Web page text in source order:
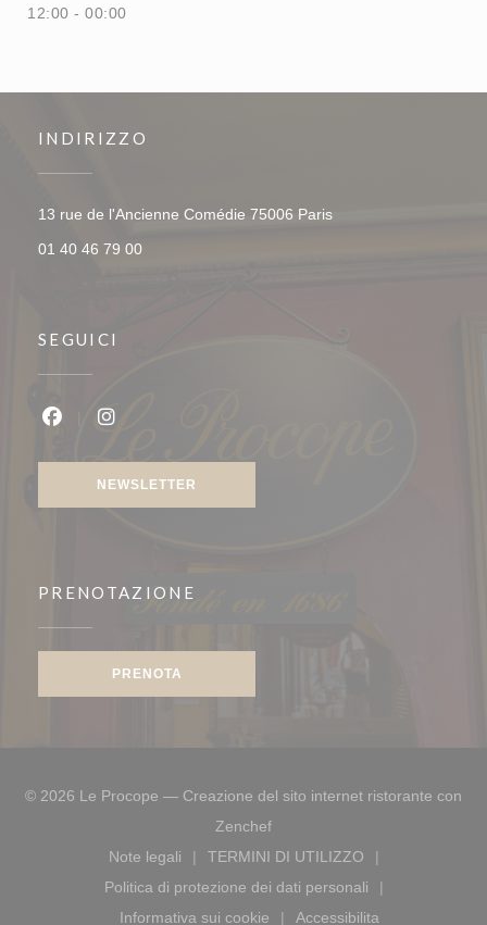
12:00 - 00:00
INDIRIZZO
13 rue de l'Ancienne Comédie 75006 Paris((apre una nuova
01 40 46 79 00
SEGUICI
NEWSLETTER
PRENOTAZIONE
PRENOTA
© 2026 Le Procope — Creazione del sito internet ristorante con
Zenchef((apre una nuova finestra))
Note legali
((apre una nuova finestra))
TERMINI DI UTILIZZO
((apre una nuova finestra))
Politica di protezione dei dati personali
((apre una nuova finestra))
Informativa sui cookie
Accessibilita